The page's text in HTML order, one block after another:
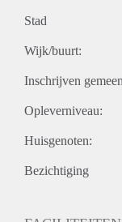
Stad
Wijk/buurt:
Inschrijven
Opleverniveau:
Huisgenoten:
Bezichtiging